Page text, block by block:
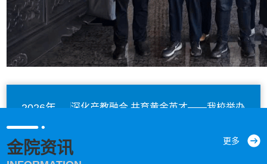
2026年
07月08日
深化产教融合 共育黄金英才——我校举办
设座谈会
2026年
陇南师范学院党委书记向君一行到我校考
金院资讯 更多